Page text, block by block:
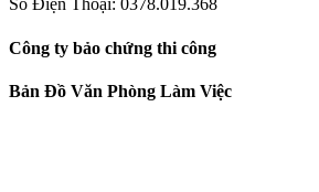
Số Điện Thoại: 0378.019.368
Công ty bảo chứng thi công
Bản Đồ Văn Phòng Làm Việc